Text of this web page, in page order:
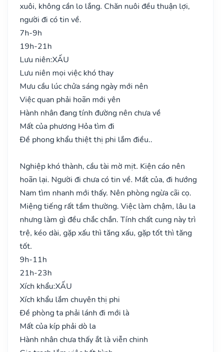
xuôi, không cần lo lắng. Chăn nuôi đều thuận lợi,
người đi có tin về.
7h-9h
19h-21h
Lưu niên:XẤU
Lưu niên mọi việc khó thay
Mưu cầu lúc chửa sáng ngày mới nên
Việc quan phải hoãn mới yên
Hành nhân đang tính đường nên chưa về
Mất của phương Hỏa tìm đi
Đề phong khẩu thiệt thị phi lắm điều..
Nghiệp khó thành, cầu tài mờ mịt. Kiện cáo nên
hoãn lại. Người đi chưa có tin về. Mất của, đi hướng
Nam tìm nhanh mới thấy. Nên phòng ngừa cãi cọ.
Miệng tiếng rất tầm thường. Việc làm chậm, lâu la
nhưng làm gì đều chắc chắn. Tính chất cung này trì
trệ, kéo dài, gặp xấu thì tăng xấu, gặp tốt thì tăng
tốt.
9h-11h
21h-23h
Xích khẩu:XẤU
Xích khẩu lắm chuyên thị phi
Đề phòng ta phải lánh đi mới là
Mất của kíp phải dò la
Hành nhân chưa thấy ắt là viễn chinh